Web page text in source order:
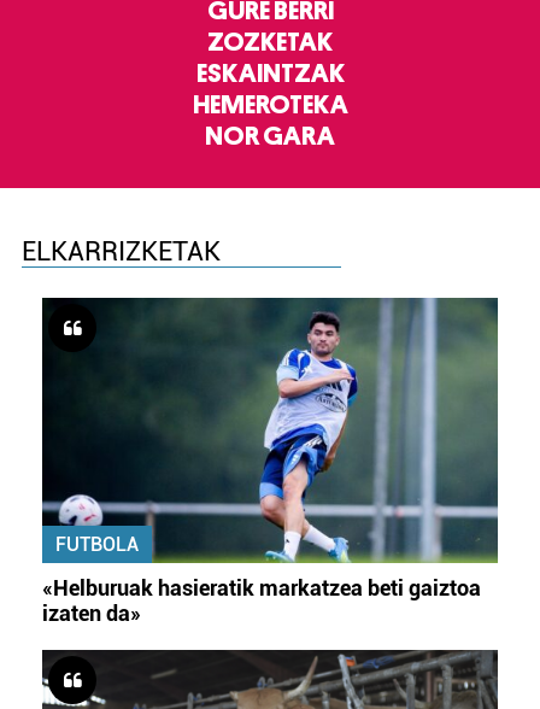
GURE BERRI
ZOZKETAK
ESKAINTZAK
HEMEROTEKA
NOR GARA
ELKARRIZKETAK
FUTBOLA
«Helburuak hasieratik markatzea beti gaiztoa
izaten da»